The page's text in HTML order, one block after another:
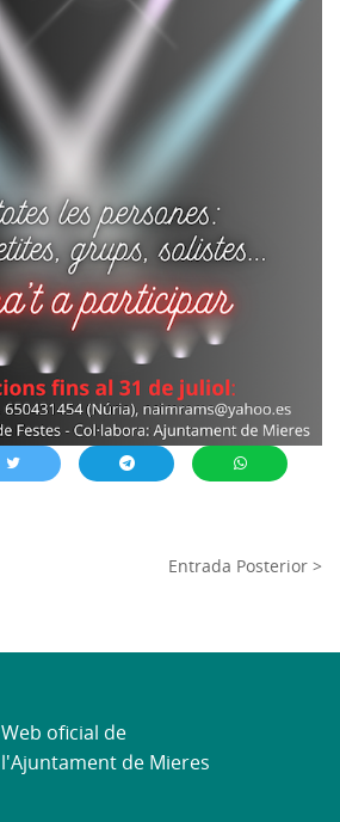
Entrada Posterior >
Web oficial de
l'Ajuntament de Mieres